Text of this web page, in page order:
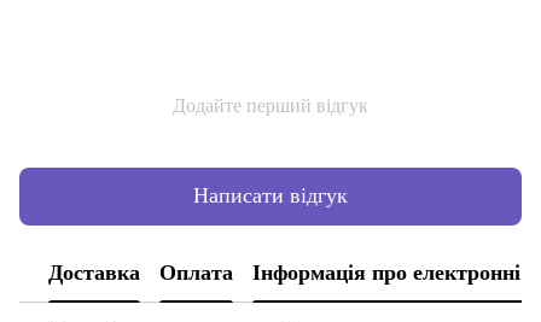
Додайте перший відгук
Написати відгук
Доставка Оплата Інформація про електронні